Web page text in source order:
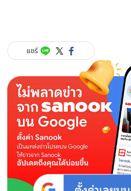
แชร์